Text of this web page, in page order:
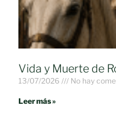
Vida y Muerte de
13/07/2026 No hay
Leer más »